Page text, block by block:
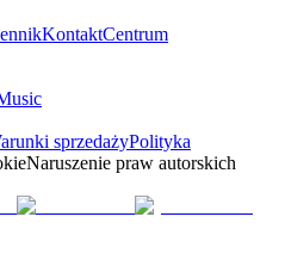
KontaktCentrum
sprzedażyPolityka
Naruszenie praw autorskich